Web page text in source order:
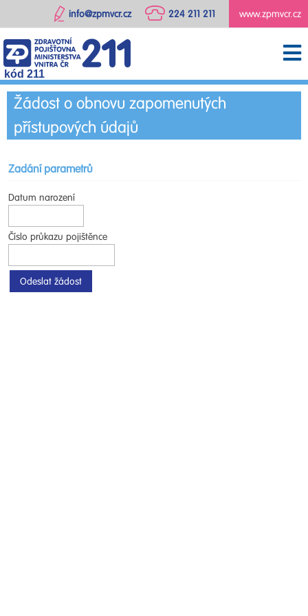
www.zpmvcr.cz
224 211 211
info@zpmvcr.cz
kód 211
Žádost o obnovu zapomenutých
přístupových údajů
Zadání parametrů
Datum narození
Číslo průkazu pojištěnce